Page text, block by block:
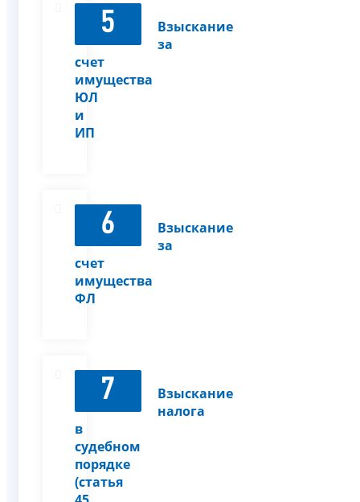
5
Взыскание
за
счет
имущества
ЮЛ
и
ИП
6
Взыскание
за
счет
имущества
ФЛ
7
Взыскание
налога
в
судебном
порядке
(статья